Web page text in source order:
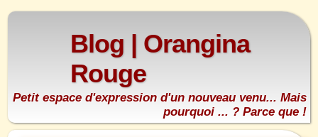
Blog | Orangina
Rouge
Petit espace d'expression d'un nouveau venu... Mais
pourquoi ... ? Parce que !